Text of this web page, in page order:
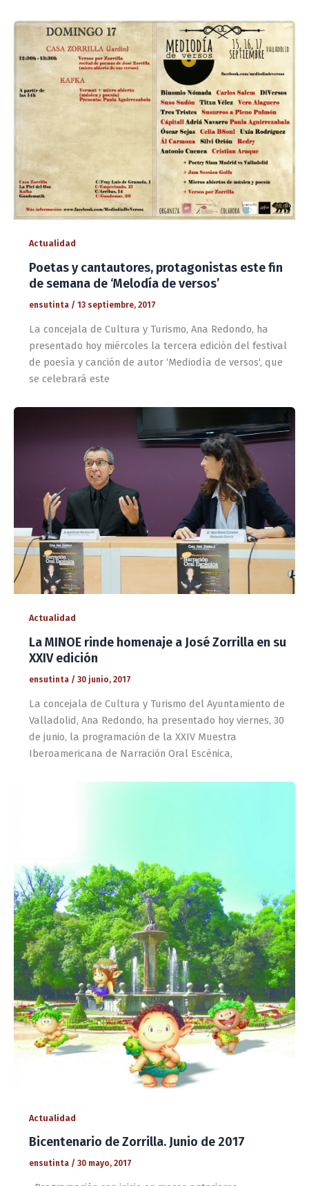
Actualidad
Poetas y cantautores, protagonistas este fin
de semana de ‘Melodía de versos’
ensutinta / 13 septiembre, 2017
La concejala de Cultura y Turismo, Ana Redondo, ha
presentado hoy miércoles la tercera edición del festival
de poesía y canción de autor ‘Mediodía de versos‘, que
se celebrará este
Actualidad
La MINOE rinde homenaje a José Zorrilla en su
XXIV edición
ensutinta / 30 junio, 2017
La concejala de Cultura y Turismo del Ayuntamiento de
Valladolid, Ana Redondo, ha presentado hoy viernes, 30
de junio, la programación de la XXIV Muestra
Iberoamericana de Narración Oral Escénica,
Actualidad
Bicentenario de Zorrilla. Junio de 2017
ensutinta / 30 mayo, 2017